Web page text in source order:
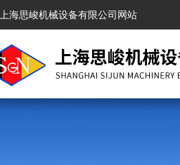
海思峻机械设备有限公司网站